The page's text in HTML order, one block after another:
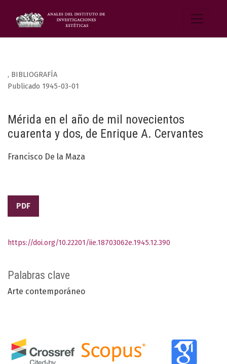
, BIBLIOGRAFÍA
Mérida en el año de mil novecientos
cuarenta y dos, de Enrique A. Cervantes
Publicado 1945-03-01
Francisco De la Maza
PDF
Palabras clave
Arte contemporáneo
https://doi.org/10.22201/iie.18703062e.1945.12.390